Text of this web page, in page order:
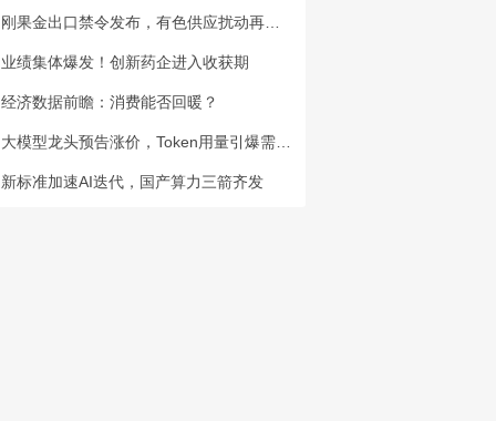
业绩集体爆发！创新药企进入收获期
经济数据前瞻：消费能否回暖？
新标准加速AI迭代，国产算力三箭齐发